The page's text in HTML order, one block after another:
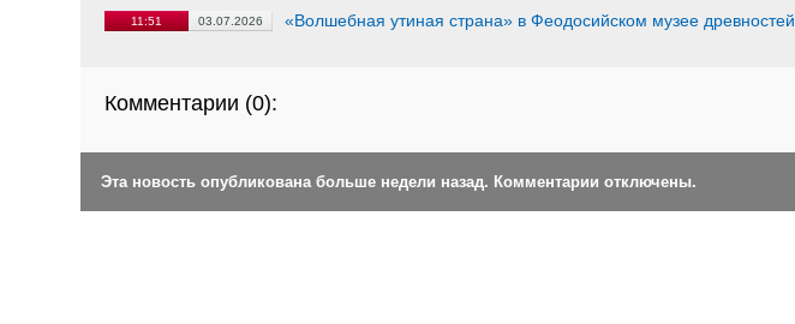
11:51 03.07.2026 «Волшебная утиная страна» в Феодосийском музее древностей
Комментарии (0):
Эта новость опубликована больше недели назад. Комментарии отключены.